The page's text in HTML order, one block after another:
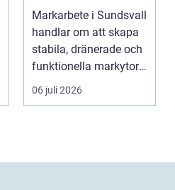
hållbara hus,
vägar och tomter
Markarbete i Sundsvall
handlar om att skapa
stabila, dränerade och
funktionella markytor
som kl...
06 juli 2026